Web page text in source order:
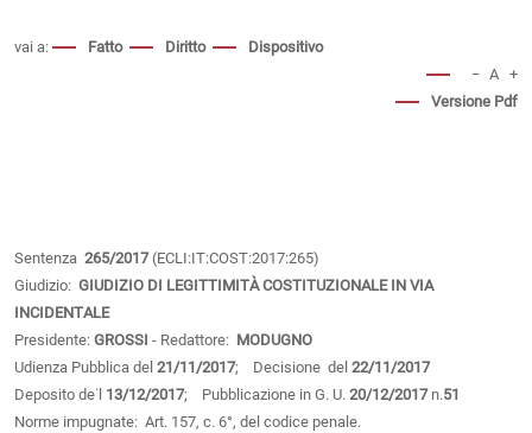
vai a: Fatto Diritto
Dispositivo
− A +
Versione Pdf
Sentenza 265/2017(ECLI:IT:COST:2017:265)
Giudizio: GIUDIZIO DI LEGITTIMITÀ COSTITUZIONALE IN VIA
INCIDENTALE
Presidente: GROSSI - Redattore: MODUGNO
Udienza Pubblica del 21/11/2017; Decisione del 22/11/2017
Deposito de˙l 13/12/2017; Pubblicazione in G. U. 20/12/2017n.51
Norme impugnate: Art. 157, c. 6°, del codice penale.